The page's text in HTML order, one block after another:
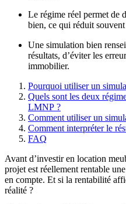
Le régime réel permet de
bien, ce qui réduit
Une simulation bien
résultats, d’éviter les
immobilier.
Pourquoi utiliser un
Quels sont les deux
LMNP ?
Comment utiliser un
Comment interpréter le
FAQ
Avant d’investir en location
projet est réellement rentable
en compte. Et si la rentabilité
réalité ?